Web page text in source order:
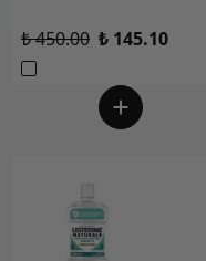
₺ 450.00 ₺ 145.10